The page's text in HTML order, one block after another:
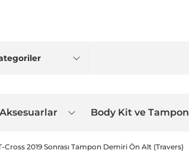
Aksesuarlar Body Kit ve Tampon
Cross 2019 Sonrası Tampon Demiri Ön Alt (Travers)